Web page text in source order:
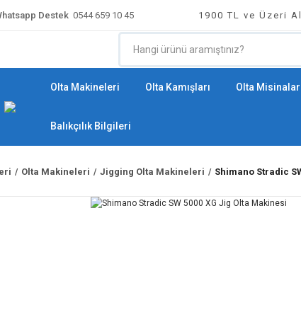
Destek 0544 659 10 45 1900 TL ve Üzeri
Olta Makineleri Olta Kamışları Olta
Balıkçılık Bilgileri
Olta Makineleri Jigging Olta Makineleri Shimano Stradic